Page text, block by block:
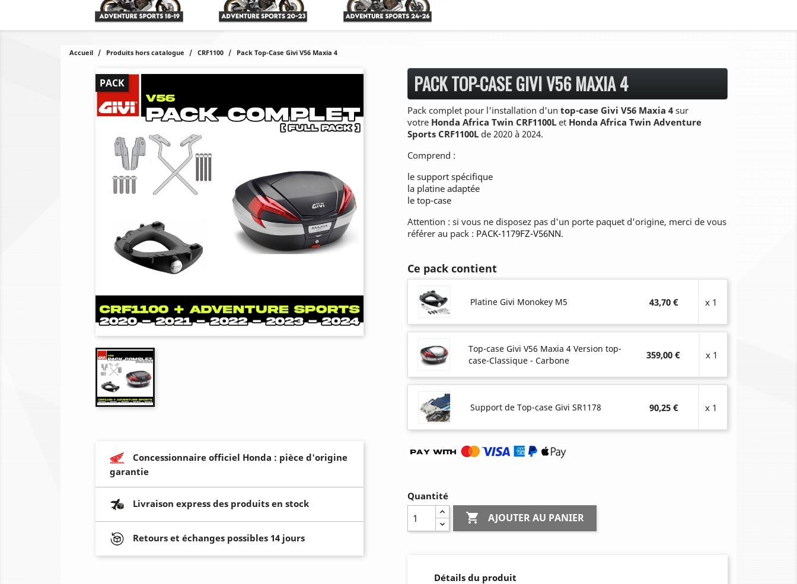
Accueil Produits hors catalogue CRF1100 Pack Top-Case Givi V56 Maxia 4
PACK
Concessionnaire officiel Honda : pièce d'origine
garantie
Livraison express des produits en stock
Retours et échanges possibles 14 jours
PACK TOP-CASE GIVI V56 MAXIA 4
Pack complet pour l'installation d'un top-case Givi V56 Maxia 4 sur
votre Honda Africa Twin CRF1100L et Honda Africa Twin Adventure
Sports CRF1100L de 2020 à 2024.
Comprend :
le support spécifique
la platine adaptée
le top-case
Attention : si vous ne disposez pas d'un porte paquet d'origine, merci de vous
référer au pack : PACK-1179FZ-V56NN.
Ce pack contient
Platine Givi Monokey M5 43,70 € x 1
Top-case Givi V56 Maxia 4 Version top-
case-Classique - Carbone
359,00 € x 1
Support de Top-case Givi SR1178 90,25 € x 1
Quantité
 AJOUTER AU PANIER
Détails du produit